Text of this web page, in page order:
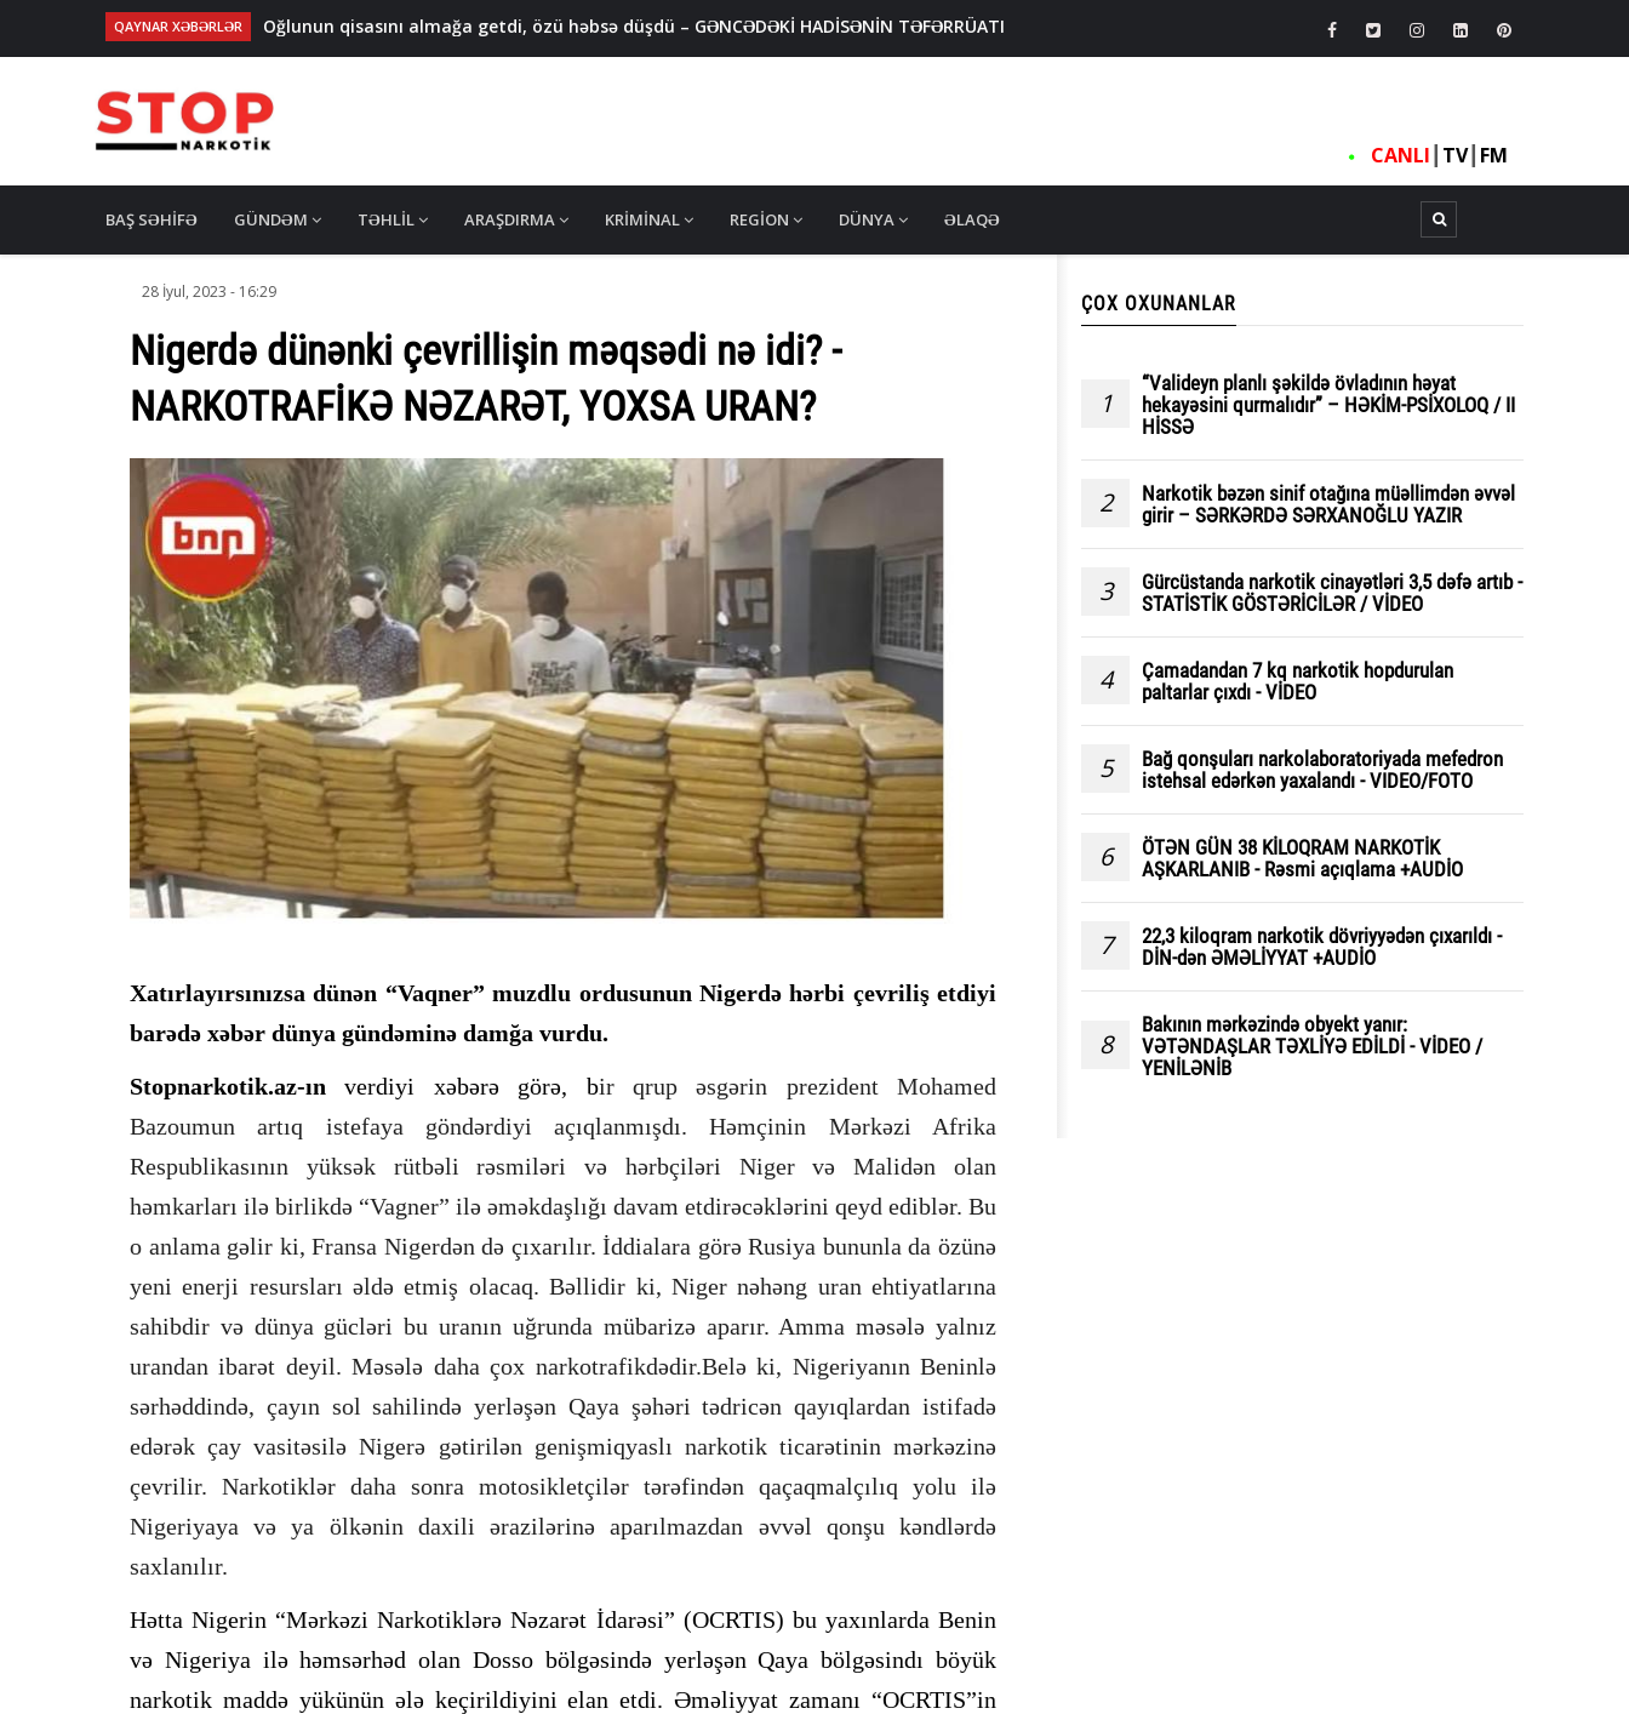
QAYNAR XƏBƏRLƏR
Oğlunun qisasını almağa getdi, özü həbsə düşdü – GƏNCƏDƏKİ HADİSƏNİN TƏFƏRRÜATI
65,7 KİLOQRAM NARKOTİK, 1500 ƏDƏD HƏB AŞKARLANDI - Rəsmi açıqlama
NARKOTİKLƏ ƏLAQƏDAR 15 NƏFƏR SAXLANILDI - 3 nəfərdə silah aşkarlandı
Taksidən pul və bank kartları oğurlayan şəxs saxlanıldı
CANLI TV┃ FM
NAVIGATION
BAŞ SƏHIFƏ GÜNDƏM TƏHLIL ARAŞDIRMA KRIMINAL REGION DÜNYA ƏLAQƏ
28 İyul, 2023 - 16:29
Nigerdə dünənki çevrillişin məqsədi nə idi? -
NARKOTRAFİKƏ NƏZARƏT, YOXSA URAN?
Xatırlayırsınızsa dünən “Vaqner” muzdlu ordusunun Nigerdə hərbi çevriliş etdiyi
barədə xəbər dünya gündəminə damğa vurdu.
Stopnarkotik.az-ın verdiyi xəbərə görə, bir qrup əsgərin prezident Mohamed
Bazoumun artıq istefaya göndərdiyi açıqlanmışdı. Həmçinin Mərkəzi Afrika
Respublikasının yüksək rütbəli rəsmiləri və hərbçiləri Niger və Malidən olan
həmkarları ilə birlikdə “Vagner” ilə əməkdaşlığı davam etdirəcəklərini qeyd ediblər. Bu
o anlama gəlir ki, Fransa Nigerdən də çıxarılır. İddialara görə Rusiya bununla da özünə
yeni enerji resursları əldə etmiş olacaq. Bəllidir ki, Niger nəhəng uran ehtiyatlarına
sahibdir və dünya gücləri bu uranın uğrunda mübarizə aparır. Amma məsələ yalnız
urandan ibarət deyil. Məsələ daha çox narkotrafikdədir.Belə ki, Nigeriyanın Beninlə
sərhəddində, çayın sol sahilində yerləşən Qaya şəhəri tədricən qayıqlardan istifadə
edərək çay vasitəsilə Nigerə gətirilən genişmiqyaslı narkotik ticarətinin mərkəzinə
çevrilir. Narkotiklər daha sonra motosikletçilər tərəfindən qaçaqmalçılıq yolu ilə
Nigeriyaya və ya ölkənin daxili ərazilərinə aparılmazdan əvvəl qonşu kəndlərdə
saxlanılır.
Hətta Nigerin “Mərkəzi Narkotiklərə Nəzarət İdarəsi” (OCRTIS) bu yaxınlarda Benin
və Nigeriya ilə həmsərhəd olan Dosso bölgəsində yerləşən Qaya bölgəsindı böyük
narkotik maddə yükünün ələ keçirildiyini elan etdi. Əməliyyat zamanı “OCRTIS”in
ÇOX OXUNANLAR
1
“Valideyn planlı şəkildə övladının həyat
hekayəsini qurmalıdır” – HƏKİM-PSİXOLOQ / II
HİSSƏ
2
Narkotik bəzən sinif otağına müəllimdən əvvəl
girir – SƏRKƏRDƏ SƏRXANOĞLU YAZIR
3
Gürcüstanda narkotik cinayətləri 3,5 dəfə artıb -
STATİSTİK GÖSTƏRİCİLƏR / VİDEO
4
Çamadandan 7 kq narkotik hopdurulan
paltarlar çıxdı - VİDEO
5
Bağ qonşuları narkolaboratoriyada mefedron
istehsal edərkən yaxalandı - VIDEO/FOTO
6
ÖTƏN GÜN 38 KİLOQRAM NARKOTİK
AŞKARLANIB - Rəsmi açıqlama +AUDİO
7
22,3 kiloqram narkotik dövriyyədən çıxarıldı -
DİN-dən ƏMƏLİYYAT +AUDİO
8
Bakının mərkəzində obyekt yanır:
VƏTƏNDAŞLAR TƏXLİYƏ EDİLDİ - VİDEO /
YENİLƏNİB